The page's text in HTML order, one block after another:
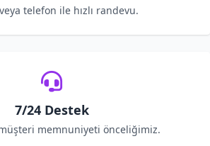
telefon ile hızlı randevu.
7/24 Destek
memnuniyeti önceliğimiz.